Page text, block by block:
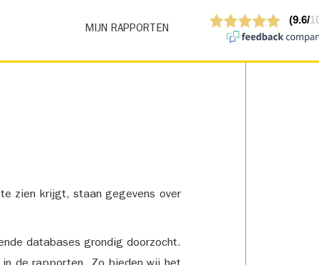
MIJN RAPPORTEN
zien krijgt, staan gegevens over
databases grondig doorzocht.